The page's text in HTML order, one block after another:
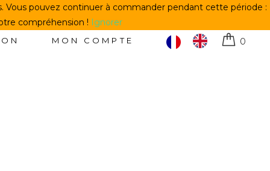
0
MON COMPTE
Vous pouvez continuer à commander pendant cette période :
compréhension ! Ignorer